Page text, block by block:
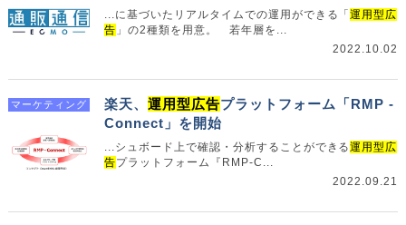
...に基づいたリアルタイムでの運用ができる「運用型広
告 」の2種類を用意。 若年層を...
2022.10.02
マーケティング 楽天、運用型広告プラットフォーム「RMP -
Connect」を開始
...シュボード上で確認・分析することができる運用型広
告プラットフォーム『RMP-C...
2022.09.21